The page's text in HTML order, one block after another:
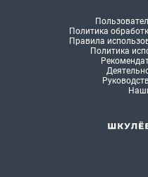
Политика
Правила
Политика